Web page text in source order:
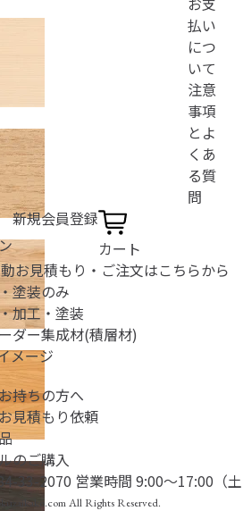
払い
につ
いて
注意
事項
とよ
くあ
る質
問
新規会員登録
カート
お見積もり・ご注文はこちらから
塗装のみ
加工・塗装
ダー集成材(積層材)
メージ
持ちの方へ
見積もり依頼
のご購入
33-2070 営業時間 9:00〜17:00（
All Rights Reserved.